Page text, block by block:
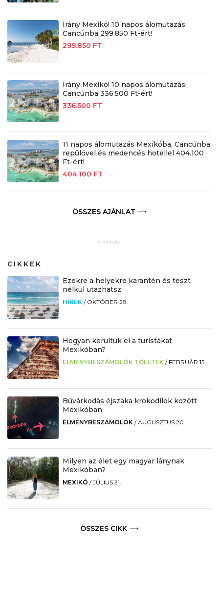
Irány Mexikó! 10 napos álomutazás
Cancúnba 299.850 Ft-ért!
299.850 FT
Irány Mexikó! 10 napos álomutazás
Cancúnba 336.500 Ft-ért!
336.500 FT
11 napos álomutazás Mexikóba, Cancúnba
repülővel és medencés hotellel 404.100
Ft-ért!
404.100 FT
ÖSSZES AJÁNLAT
CIKKEK
Ezekre a helyekre karantén és teszt
nélkül utazhatsz
HÍREK / OKTÓBER 28.
Hogyan kerültük el a turistákat
Mexikóban?
ÉLMÉNYBESZÁMOLÓK TŐLETEK / FEBRUÁR 15.
Búvárkodás éjszaka krokodilok között
Mexikóban
ÉLMÉNYBESZÁMOLÓK /AUGUSZTUS 20.
Milyen az élet egy magyar lánynak
Mexikóban?
MEXIKÓ /JÚLIUS 31.
ÖSSZES CIKK